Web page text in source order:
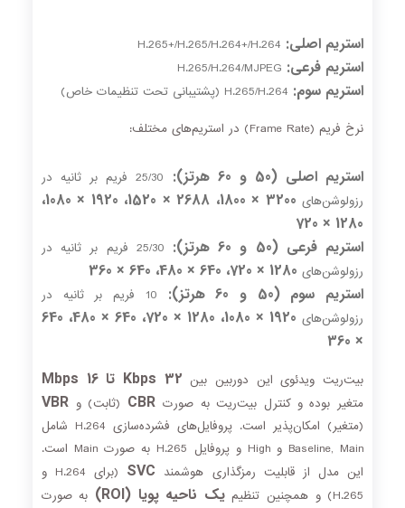
استریم اصلی:
استریم فرعی:
استریم سوم:
نرخ فریم (Frame Rate) در استریم‌های مختلف:
استریم اصلی (50 و 60 هرتز):
25/30 فریم بر ثانیه در
رزولوشن‌های
3200 × 1800، 2688 × 1520، 1920 × 1080،
1280 × 720
استریم فرعی (50 و 60 هرتز):
25/30 فریم بر ثانیه در
رزولوشن‌های 1280 × 720، 640 × 480، 640 × 360
استریم سوم (50 و 60 هرتز):
10 فریم بر ثانیه در
رزولوشن‌های
1920 × 1080، 1280 × 720، 640 × 480، 640
× 360
بیت‌ریت ویدئوی این دوربین بین 32 Kbps تا 16 Mbps
متغیر بوده و کنترل بیت‌ریت به صورت CBR (ثابت) وVBR
(متغیر) امکان‌پذیر است. پروفایل‌های فشرده‌سازی H.264 شامل
Baseline, Main و High و پروفایل H.265 به صورت Main است.
این مدل از قابلیت رمزگذاری هوشمند SVC
(برای H.264 و
H.265) و همچنین تنظیم
یک ناحیه پویا (ROI)
به صورت